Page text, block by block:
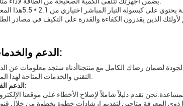
بالنسبة لأولئك الذين يبحثون عن المرونة في اتصالات التيار المباشر، لدينا محول الطاقة يحتوي على
الدعم والخدمات:
لضمان رضاك الكامل مع منتجناأدناه ستجد معلومات عن
الدعم الفني:
نقدم دليلاً شاملاً لإصلاح الأخطاء على موقعنا
ذوي المعرفة متاحين لتقديم إرشادات خطوة بخطوة من خلال